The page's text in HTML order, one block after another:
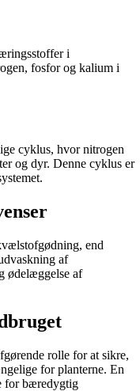
i
fosfor og kalium i
cyklus, hvor nitrogen
og dyr. Denne cyklus er
end
af
ødelæggelse af
rolle for at sikre,
for planterne. En
for bæredygtig